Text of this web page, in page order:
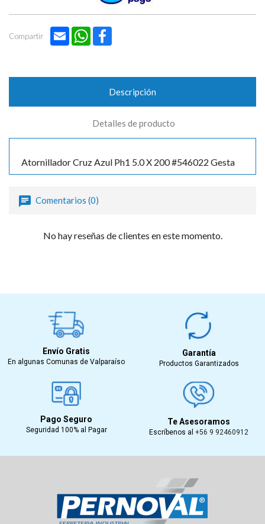
Compartir Email WhatsApp
Descripción
Detalles de producto
Atornillador Cruz Azul Ph1 5.0 X 200 #546022 Gesta
Comentarios (0)
No hay reseñas de clientes en este momento.
Envío Gratis
En algunas Comunas de Valparaíso
Garantía
Productos Garantizados
Pago Seguro
Seguridad 100% al Pagar
Te Asesoramos
Escríbenos al +56 9 92460912